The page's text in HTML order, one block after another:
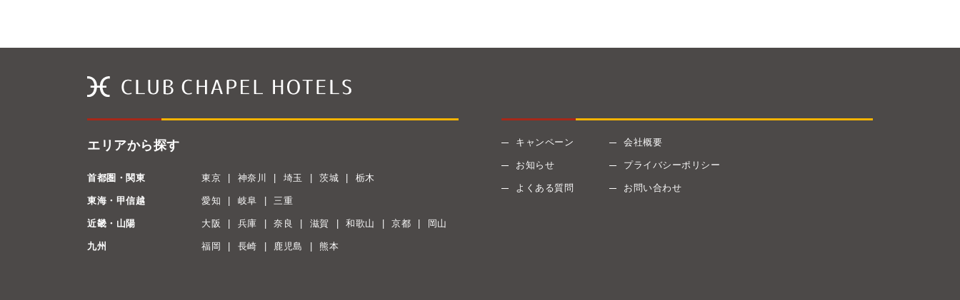
エリアから探す
首都圏・関東 東京 神奈川 埼玉 茨城 栃木
東海・甲信越 愛知 岐阜 三重
近畿・山陽 大阪 兵庫 奈良 滋賀 和歌山 京都 岡山
九州 福岡 長崎 鹿児島 熊本
キャンペーン
お知らせ
よくある質問
会社概要
プライバシーポリシー
お問い合わせ